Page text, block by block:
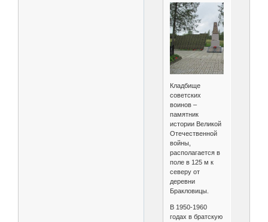
Кладбище
советских
воинов –
памятник
истории Великой
Отечественной
войны,
располагается в
поле в 125 м к
северу от
деревни
Бракловицы.
В 1950-1960
годах в братскую